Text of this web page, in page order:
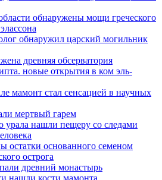
обнаружены мощи греческого
обнаружил царский могильник
древняя обсерватория
новые открытия в ком эль-
мамонт стал сенсацией в научных
мертвый гарем
урала нашли пещеру со следами
остатки основанного семеном
острога
древний монастырь
нашли кости мамонта